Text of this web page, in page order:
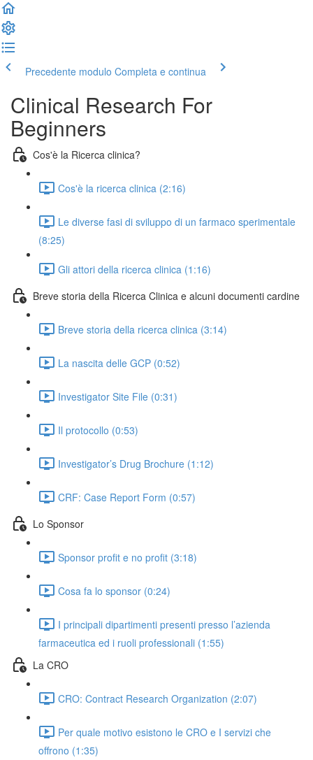
Precedente modulo Completa e continua
Clinical Research For
Beginners
Cos'è la Ricerca clinica?
Cos'è la ricerca clinica (2:16)
Le diverse fasi di sviluppo di un farmaco sperimentale
(8:25)
Gli attori della ricerca clinica (1:16)
Breve storia della Ricerca Clinica e alcuni documenti cardine
Breve storia della ricerca clinica (3:14)
La nascita delle GCP (0:52)
Investigator Site File (0:31)
Il protocollo (0:53)
Investigator’s Drug Brochure (1:12)
CRF: Case Report Form (0:57)
Lo Sponsor
Sponsor profit e no profit (3:18)
Cosa fa lo sponsor (0:24)
I principali dipartimenti presenti presso l’azienda
farmaceutica ed i ruoli professionali (1:55)
La CRO
CRO: Contract Research Organization (2:07)
Per quale motivo esistono le CRO e I servizi che
offrono (1:35)